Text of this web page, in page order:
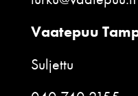
Vaatepuu
Suljettu